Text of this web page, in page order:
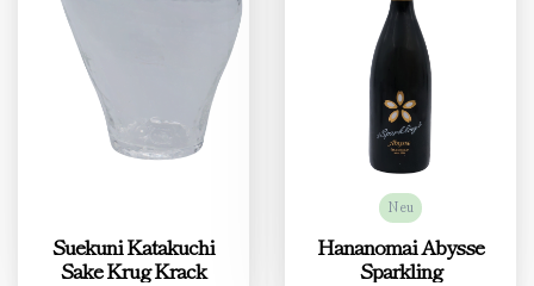
Suekuni Katakuchi
Sake Krug Krack
Neu
Hananomai Abysse
Sparkling